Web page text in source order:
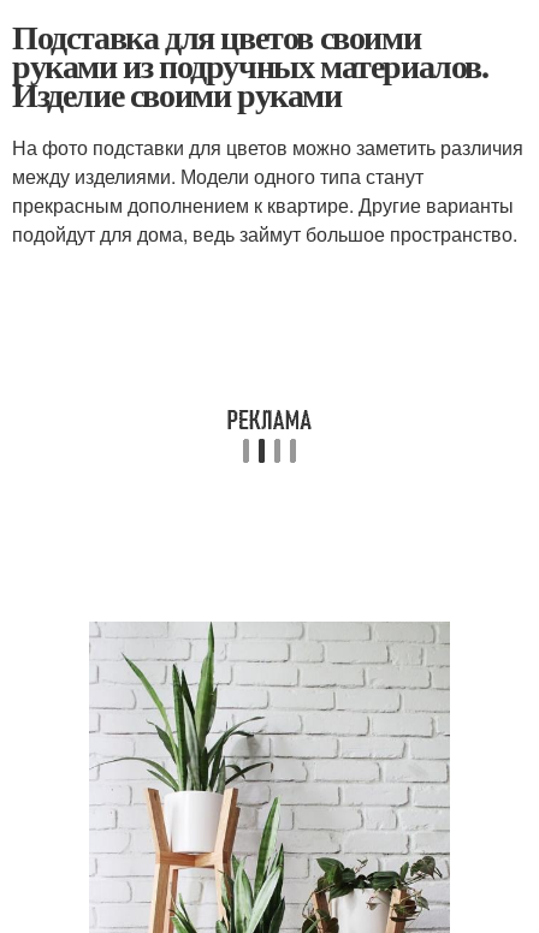
Подставка для цветов своими
руками из подручных материалов.
Изделие своими руками
На фото подставки для цветов можно заметить различия
между изделиями. Модели одного типа станут
прекрасным дополнением к квартире. Другие варианты
подойдут для дома, ведь займут большое пространство.